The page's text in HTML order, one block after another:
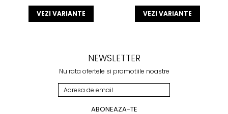
VEZI VARIANTE VEZI VARIANTE
NEWSLETTER
Nu rata ofertele si promotiile noastre